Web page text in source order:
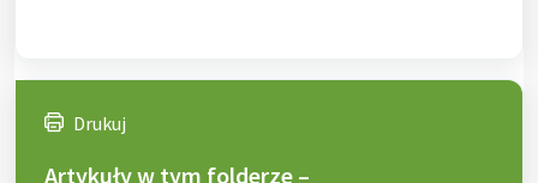
Drukuj
Artykuły w tym folderze –